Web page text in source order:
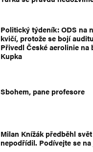
Politický týdeník: ODS na
kvičí, protože se bojí
Přivedl České aerolinie na
Kupka
Sbohem, pane profesore
Milan Knížák předběhl
nepodřídil. Podívejte se